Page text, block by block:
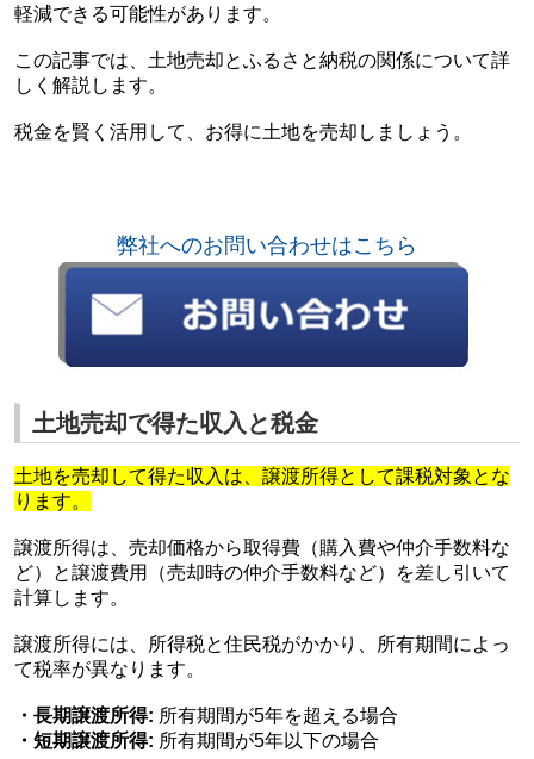
軽減できる可能性があります。
この記事では、土地売却とふるさと納税の関係について詳
しく解説します。
税金を賢く活用して、お得に土地を売却しましょう。
弊社へのお問い合わせはこちら
土地売却で得た収入と税金
土地を売却して得た収入は、譲渡所得として課税対象とな
ります。
譲渡所得は、売却価格から取得費（購入費や仲介手数料な
ど）と譲渡費用（売却時の仲介手数料など）を差し引いて
計算します。
譲渡所得には、所得税と住民税がかかり、所有期間によっ
て税率が異なります。
・長期譲渡所得: 所有期間が5年を超える場合
・短期譲渡所得: 所有期間が5年以下の場合